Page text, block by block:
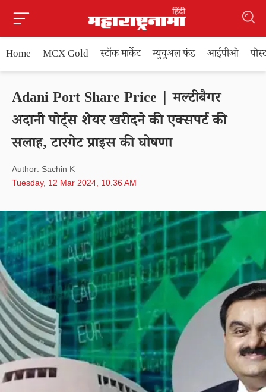
Home MCX Gold स्टॉक मार्केट म्युचुअल फंड आईपीओ
Adani Port Share Price | मल्टीबैगर
अदानी पोर्ट्स शेयर खरीदने की एक्सपर्ट की
सलाह, टारगेट प्राइस की घोषणा
Author: Sachin K
Tuesday, 12 Mar 2024, 10.36 AM